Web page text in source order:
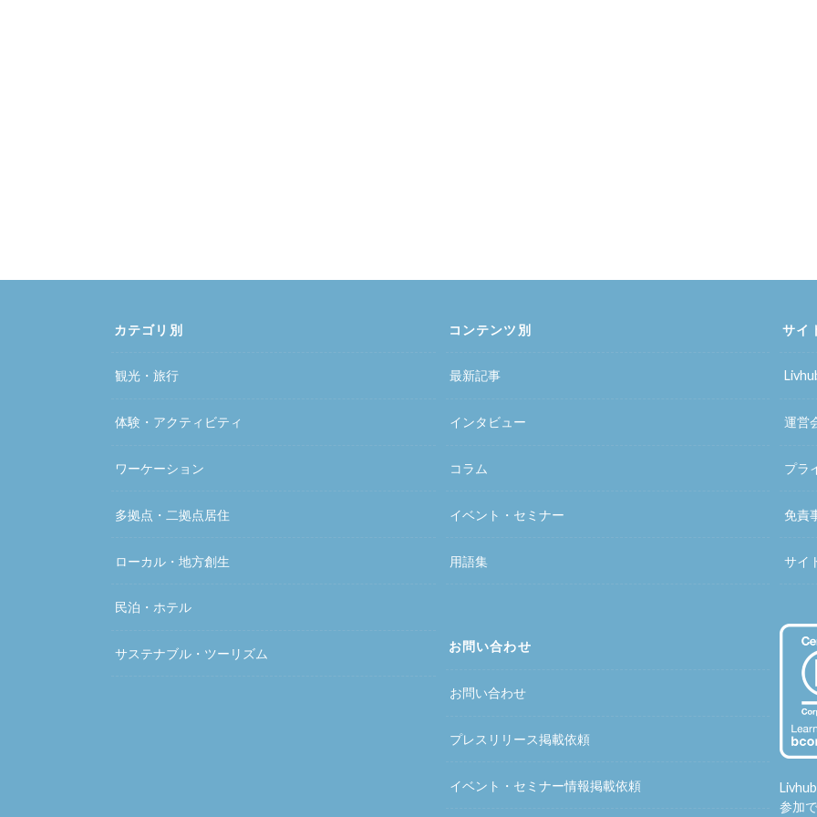
カテゴリ別
観光・旅行
体験・アクティビティ
ワーケーション
多拠点・二拠点居住
ローカル・地方創生
民泊・ホテル
サステナブル・ツーリズム
コンテンツ別
最新記事
インタビュー
コラム
イベント・セミナー
用語集
お問い合わせ
お問い合わせ
プレスリリース掲載依頼
イベント・セミナー情報掲載依頼
サイ
運営
プラ
免責
サイ
参加